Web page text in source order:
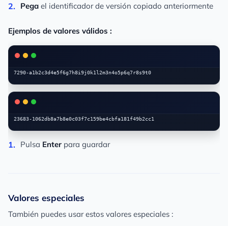
Pega el identificador de versión copiado anteriormente
Ejemplos de valores válidos :
Pulsa Enter para guardar
Valores especiales
También puedes usar estos valores especiales :